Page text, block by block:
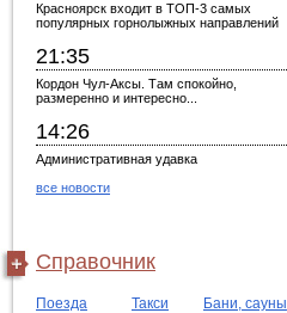
Красноярск входит в ТОП-3 самых
популярных горнолыжных направлений
21:35
Кордон Чул-Аксы. Там спокойно,
размеренно и интересно...
14:26
Административная удавка
все новости
Справочник
Поезда Такси
Бани, сауны